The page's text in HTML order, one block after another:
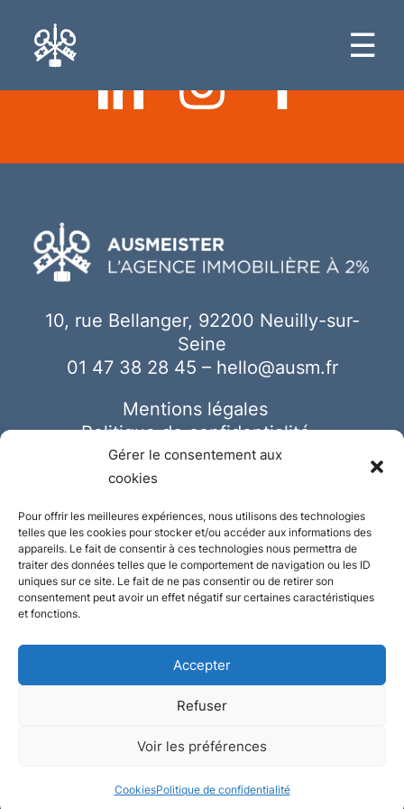
Gérer le consentement aux
cookies
Pour offrir les meilleures expériences, nous utilisons des technologies
telles que les cookies pour stocker et/ou accéder aux informations des
appareils. Le fait de consentir à ces technologies nous permettra de
traiter des données telles que le comportement de navigation ou les ID
uniques sur ce site. Le fait de ne pas consentir ou de retirer son
consentement peut avoir un effet négatif sur certaines caractéristiques
et fonctions.
Accepter
Refuser
Voir les préférences
CookiesPolitique de confidentialité
☰
10, rue Bellanger, 92200 Neuilly-sur-
Seine
01 47 38 28 45 – hello@ausm.fr
Mentions légales
Politique de confidentialité
Cookies
Conception et réalisation :Plate